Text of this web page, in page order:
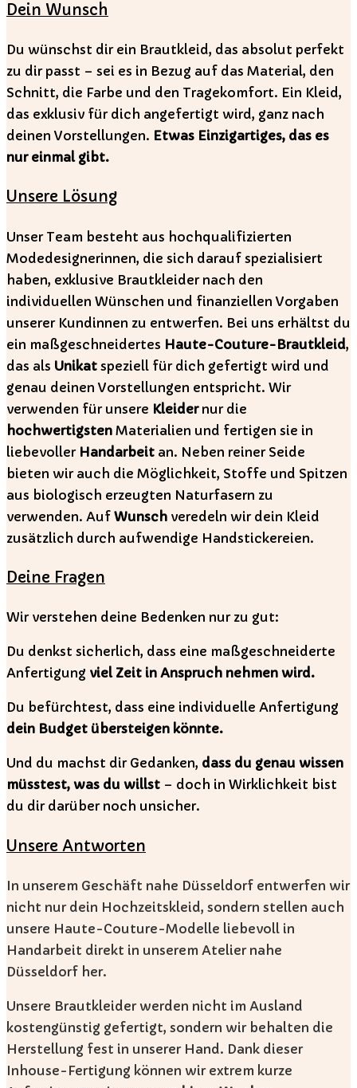
Dein Wunsch
Du wünschst dir ein Brautkleid, das absolut perfekt
zu dir passt – sei es in Bezug auf das Material, den
Schnitt, die Farbe und den Tragekomfort. Ein Kleid,
das exklusiv für dich angefertigt wird, ganz nach
deinen Vorstellungen. Etwas Einzigartiges, das es
nur einmal gibt.
Unsere Lösung
Unser Team besteht aus hochqualifizierten
Modedesignerinnen, die sich darauf spezialisiert
haben, exklusive Brautkleider nach den
individuellen Wünschen und finanziellen Vorgaben
unserer Kundinnen zu entwerfen. Bei uns erhältst du
ein maßgeschneidertes Haute-Couture-Brautkleid,
das als Unikat speziell für dich gefertigt wird und
genau deinen Vorstellungen entspricht. Wir
verwenden für unsere Kleidernur die
hochwertigsten Materialien und fertigen sie in
liebevoller Handarbeit an. Neben reiner Seide
bieten wir auch die Möglichkeit, Stoffe und Spitzen
aus biologisch erzeugten Naturfasern zu
verwenden. Auf Wunsch veredeln wir dein Kleid
zusätzlich durch aufwendige Handstickereien.
Deine Fragen
Wir verstehen deine Bedenken nur zu gut:
Du denkst sicherlich, dass eine maßgeschneiderte
Anfertigung viel Zeit in Anspruch nehmen wird.
Du befürchtest, dass eine individuelle Anfertigung
dein Budget übersteigen könnte.
Und du machst dir Gedanken, dass du genau wissen
müsstest, was du willst – doch in Wirklichkeit bist
du dir darüber noch unsicher.
Unsere Antworten
In unserem Geschäft nahe Düsseldorf entwerfen wir
nicht nur dein Hochzeitskleid, sondern stellen auch
unsere Haute-Couture-Modelle liebevoll in
Handarbeit direkt in unserem Atelier nahe
Düsseldorf her.
Unsere Brautkleider werden nicht im Ausland
kostengünstig gefertigt, sondern wir behalten die
Herstellung fest in unserer Hand. Dank dieser
Inhouse-Fertigung können wir extrem kurze